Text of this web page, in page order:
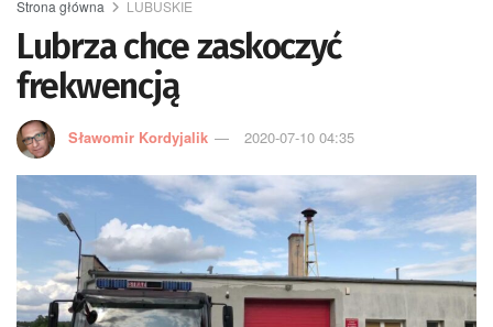
Strona główna LUBUSKIE
Lubrza chce zaskoczyć
frekwencją
Sławomir Kordyjalik 2020-07-10 04:35